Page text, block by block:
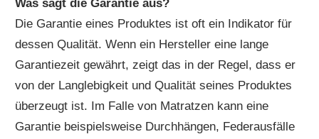
Was sagt die Garantie aus?
Die Garantie eines Produktes ist oft ein Indikator für
dessen Qualität. Wenn ein Hersteller eine lange
Garantiezeit gewährt, zeigt das in der Regel, dass er
von der Langlebigkeit und Qualität seines Produktes
überzeugt ist. Im Falle von Matratzen kann eine
Garantie beispielsweise Durchhängen, Federausfälle